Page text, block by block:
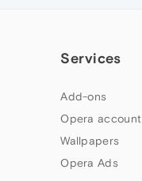
Services
Add-ons
Opera account
Wallpapers
Opera Ads